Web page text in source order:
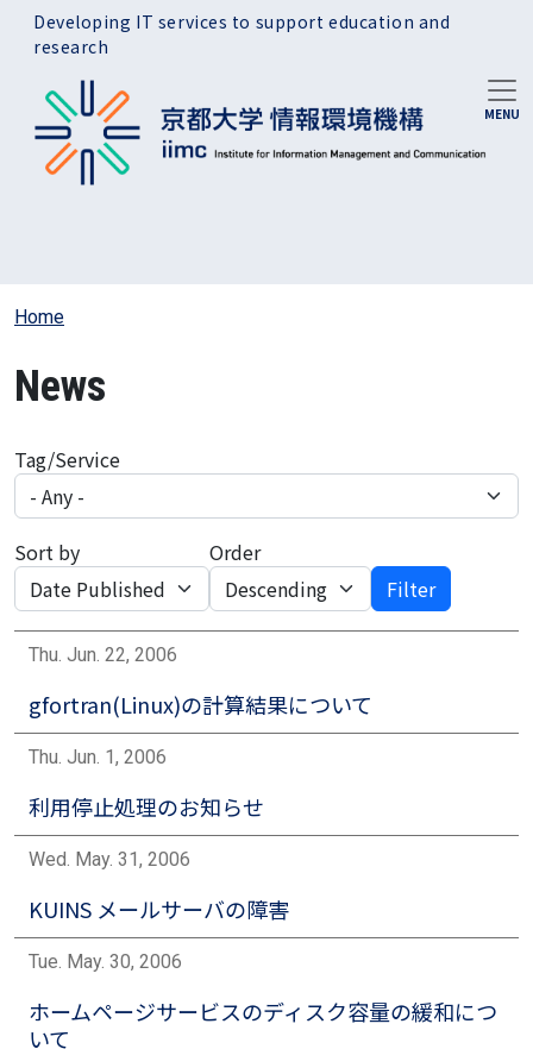
Skip to main content
Developing IT services to support education and
research
Home
News
Tag/Service
Sort by
Order
Filter
Thu. Jun. 22, 2006
gfortran(Linux)の計算結果について
Thu. Jun. 1, 2006
利用停止処理のお知らせ
Wed. May. 31, 2006
KUINS メールサーバの障害
Tue. May. 30, 2006
ホームページサービスのディスク容量の緩和につ
いて